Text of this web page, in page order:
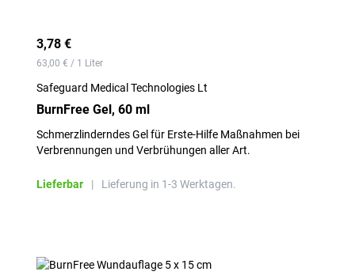
3,78 €
63,00 € / 1 Liter
Safeguard Medical Technologies Lt
BurnFree Gel, 60 ml
Schmerzlinderndes Gel für Erste-Hilfe Maßnahmen bei
Verbrennungen und Verbrühungen aller Art.
Lieferbar | Lieferung in 1-3 Werktagen.